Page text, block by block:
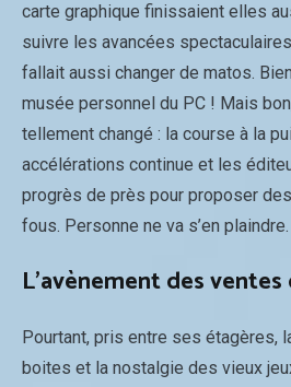
carte graphique finissaient elles
suivre les avancées
fallait aussi changer de matos.
musée personnel du PC ! Mais
tellement changé : la course à la
accélérations continue et les
progrès de près pour proposer
fous. Personne ne va s’en plaindre.
L’avènement des
Pourtant, pris entre ses étagères,
boites et la nostalgie des vieux